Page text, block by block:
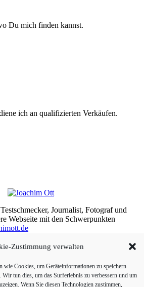
Du mich finden kannst.
ich an qualifizierten Verkäufen.
Journalist, Fotograf und
Webseite mit den Schwerpunkten
Zustimmung verwalten
wie Cookies, um Geräteinformationen zu speichern
Wir tun dies, um das Surferlebnis zu verbessern und um
Wenn Sie diesen Technologien zustimmen,